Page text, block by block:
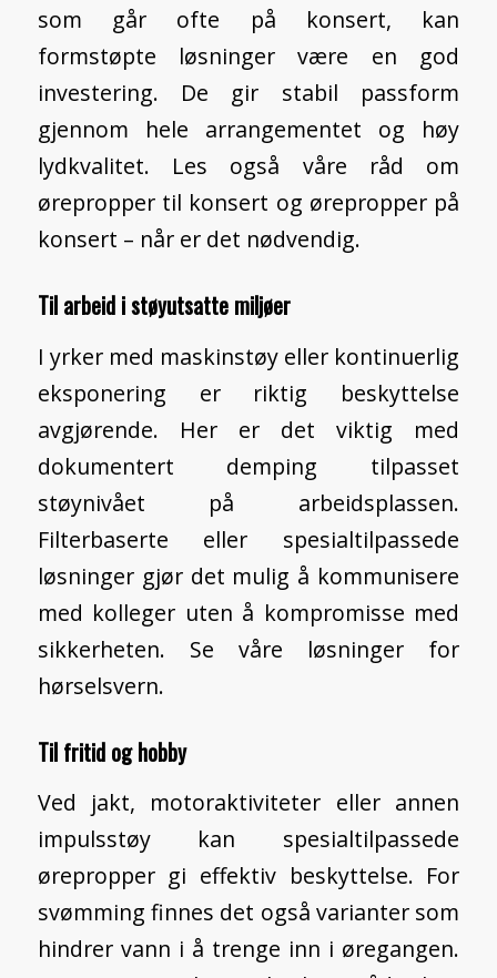
som går ofte på konsert, kan
formstøpte løsninger være en god
investering. De gir stabil passform
gjennom hele arrangementet og høy
lydkvalitet. Les også våre råd om
ørepropper til konsert og ørepropper på
konsert – når er det nødvendig.
Til arbeid i støyutsatte miljøer
I yrker med maskinstøy eller kontinuerlig
eksponering er riktig beskyttelse
avgjørende. Her er det viktig med
dokumentert demping tilpasset
støynivået på arbeidsplassen.
Filterbaserte eller spesialtilpassede
løsninger gjør det mulig å kommunisere
med kolleger uten å kompromisse med
sikkerheten. Se våre løsninger for
hørselsvern.
Til fritid og hobby
Ved jakt, motoraktiviteter eller annen
impulsstøy kan spesialtilpassede
ørepropper gi effektiv beskyttelse. For
svømming finnes det også varianter som
hindrer vann i å trenge inn i øregangen.